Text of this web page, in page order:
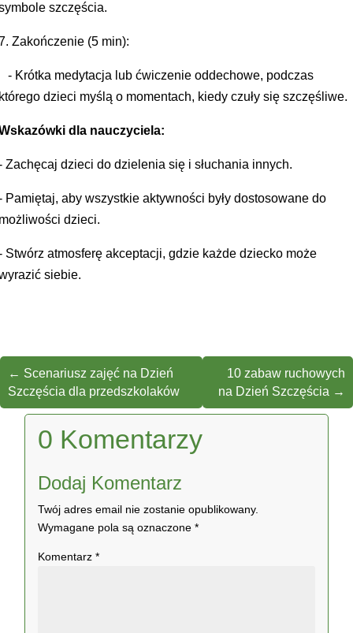
szczęścia.
Zakończenie (5 min):
- Krótka medytacja lub ćwiczenie oddechowe, podczas
dzieci myślą o momentach, kiedy czuły się szczęśliwe.
dla nauczyciela:
Zachęcaj dzieci do dzielenia się i słuchania innych.
Pamiętaj, aby wszystkie aktywności były dostosowane do
dzieci.
Stwórz atmosferę akceptacji, gdzie każde dziecko może
siebie.
← Scenariusz zajęć na Dzień
Szczęścia dla przedszkolaków
10 zabaw ruchowych
na Dzień Szczęścia →
0 Komentarzy
Dodaj Komentarz
Twój adres email nie zostanie opublikowany.
Wymagane pola są oznaczone*
Komentarz*